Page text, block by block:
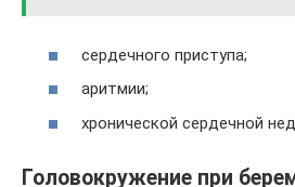
сердечного приступа;
аритмии;
хронической сердечной
Головокружение при